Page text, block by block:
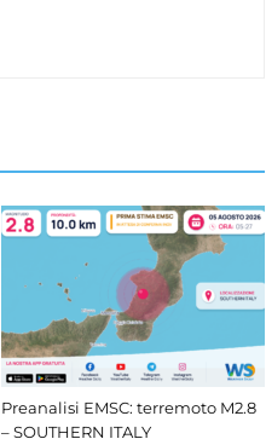
Preanalisi EMSC: terremoto M2.8
– SOUTHERN ITALY